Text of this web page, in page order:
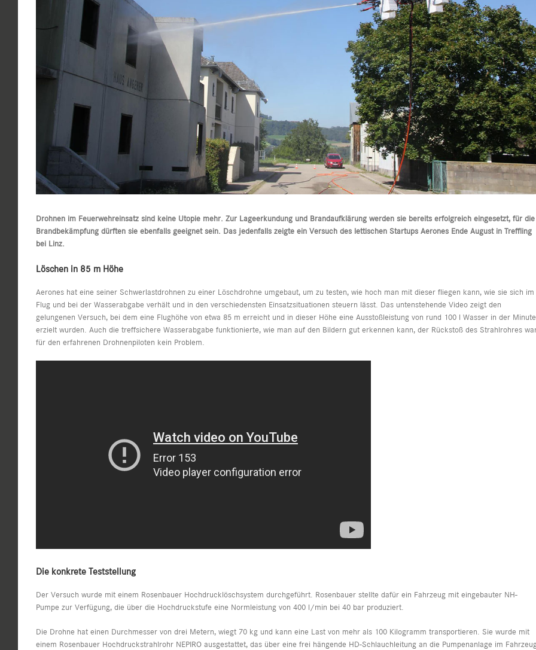
Drohnen im Feuerwehreinsatz sind keine Utopie mehr. Zur Lageerkundung und Brandaufklärung werden sie bereits erfolgreich eingesetzt, für die
Brandbekämpfung dürften sie ebenfalls geeignet sein. Das jedenfalls zeigte ein Versuch des lettischen Startups Aerones Ende August in Treffling
bei Linz.
Löschen in 85 m Höhe
Aerones hat eine seiner Schwerlastdrohnen zu einer Löschdrohne umgebaut, um zu testen, wie hoch man mit dieser fliegen kann, wie sie sich im
Flug und bei der Wasserabgabe verhält und in den verschiedensten Einsatzsituationen steuern lässt. Das untenstehende Video zeigt den
gelungenen Versuch, bei dem eine Flughöhe von etwa 85 m erreicht und in dieser Höhe eine Ausstoßleistung von rund 100 l Wasser in der Minute
erzielt wurden. Auch die treffsichere Wasserabgabe funktionierte, wie man auf den Bildern gut erkennen kann, der Rückstoß des Strahlrohres
für den erfahrenen Drohnenpiloten kein Problem.
Die konkrete Teststellung
Der Versuch wurde mit einem Rosenbauer Hochdrucklöschsystem durchgeführt. Rosenbauer stellte dafür ein Fahrzeug mit eingebauter NH-
Pumpe zur Verfügung, die über die Hochdruckstufe eine Normleistung von 400 l/min bei 40 bar produziert.
Die Drohne hat einen Durchmesser von drei Metern, wiegt 70 kg und kann eine Last von mehr als 100 Kilogramm transportieren. Sie wurde mit
einem Rosenbauer Hochdruckstrahlrohr NEPIRO ausgestattet, das über eine frei hängende HD-Schlauchleitung an die Pumpenanlage im